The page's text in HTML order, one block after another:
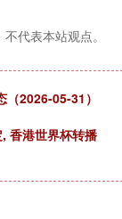
代表本站观点。
2026-05-31）
香港世界杯转播